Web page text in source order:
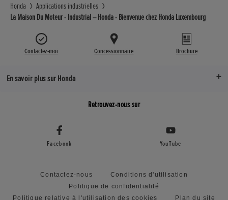
Honda
Applications industrielles
La Maison Du Moteur - Industrial – Honda - Bienvenue chez Honda Luxembourg
Contactez-moi Concessionnaire Brochure
En savoir plus sur Honda
Retrouvez-nous sur
Facebook YouTube
Contactez-nous
Conditions d'utilisation
Politique de confidentialité
Politique relative à l'utilisation des cookies
Plan du site